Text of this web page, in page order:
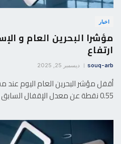
اخبار
مؤشرا البحرين العام و
ارتفاع
souq-arb ديسمبر 25, 2025
0.55 نقطة عن معدل الإقفال السابق وذلك عائد لارتفاع مؤشر…